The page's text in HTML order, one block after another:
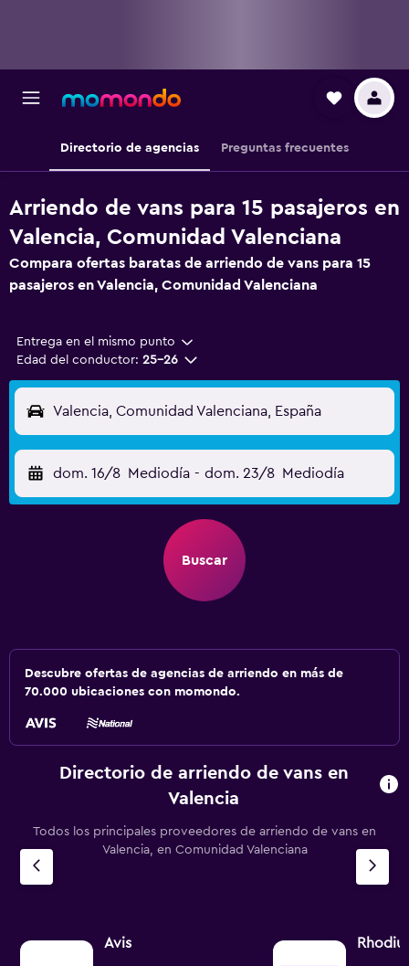
Directorio de agencias Preguntas frecuentes
Arriendo de vans para 15 pasajeros en
Valencia, Comunidad Valenciana
Compara ofertas baratas de arriendo de vans para 15
pasajeros en Valencia, Comunidad Valenciana
Entrega en el mismo punto
Edad del conductor: 25-26
Valencia, Comunidad Valenciana, España
dom. 16/8 Mediodía - dom. 23/8 Mediodía
Buscar
Descubre ofertas de agencias de arriendo en más de
70.000 ubicaciones con momondo.
Directorio de arriendo de vans en
Valencia
Todos los principales proveedores de arriendo de vans en
Valencia, en Comunidad Valenciana
Avis